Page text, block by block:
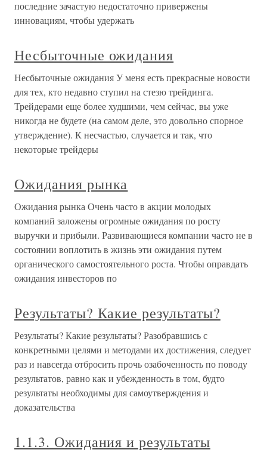
последние зачастую недостаточно привержены
инновациям, чтобы удержать
Несбыточные ожидания
Несбыточные ожидания У меня есть прекрасные новости
для тех, кто недавно ступил на стезю трейдинга.
Трейдерами еще более худшими, чем сейчас, вы уже
никогда не будете (на самом деле, это довольно спорное
утверждение). К несчастью, случается и так, что
некоторые трейдеры
Ожидания рынка
Ожидания рынка Очень часто в акции молодых
компаний заложены огромные ожидания по росту
выручки и прибыли. Развивающиеся компании часто не в
состоянии воплотить в жизнь эти ожидания путем
органического самостоятельного роста. Чтобы оправдать
ожидания инвесторов по
Результаты? Какие результаты?
Результаты? Какие результаты? Разобравшись с
конкретными целями и методами их достижения, следует
раз и навсегда отбросить прочь озабоченность по поводу
результатов, равно как и убежденность в том, будто
результаты необходимы для самоутверждения и
доказательства
1.1.3. Ожидания и результаты